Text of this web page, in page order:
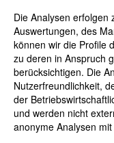
Die Analysen erfolgen
Auswertungen, des
können wir die Profile
zu deren in Anspruch
berücksichtigen. Die
Nutzerfreundlichkeit,
der
und werden nicht
anonyme Analysen